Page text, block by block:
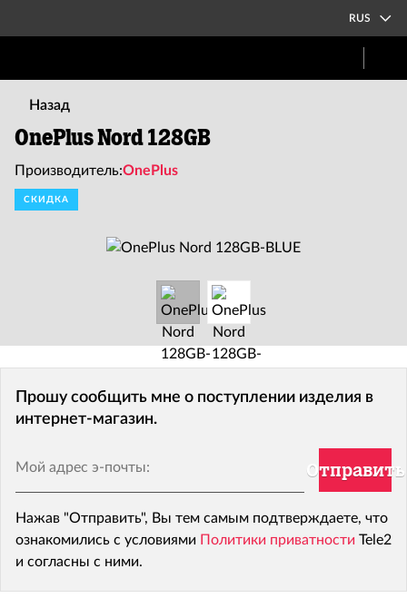
RUS
Назад
OnePlus Nord 128GB
Производитель:OnePlus
СКИДКА
Прошу сообщить мне о поступлении изделия в
интернет-магазин.
Мой адрес э-почты:
Отправить
Нажав "Отправить", Вы тем самым подтверждаете, что
ознакомились с условиями Политики приватности Tele2
и согласны с ними.